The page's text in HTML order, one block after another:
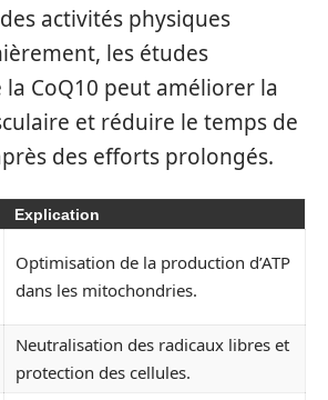
activités physiques
les études
CoQ10 peut améliorer la
et réduire le temps de
des efforts prolongés.
Explication
Optimisation de la production d’ATP
dans les mitochondries.
Neutralisation des radicaux libres et
protection des cellules.